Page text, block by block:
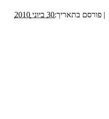
| פורסם בתאריך:30 ביוני 2010